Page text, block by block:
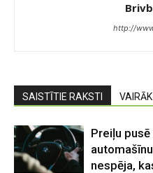
http://
SAISTĪTIE RAKSTI
Preiļu
nespēja,